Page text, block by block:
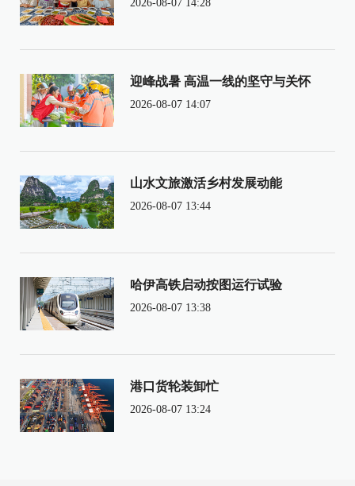
2026-08-07 14:28
迎峰战暑 高温一线的坚守与关怀
2026-08-07 14:07
山水文旅激活乡村发展动能
2026-08-07 13:44
哈伊高铁启动按图运行试验
2026-08-07 13:38
港口货轮装卸忙
2026-08-07 13:24